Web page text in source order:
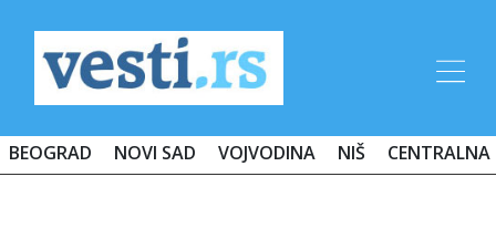
BEOGRAD NOVI SAD VOJVODINA NIŠ CENTRALNA